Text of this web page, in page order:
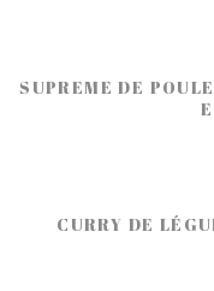
SUPREME DE
CURRY DE